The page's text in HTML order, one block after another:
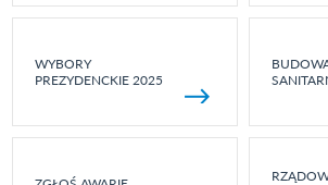
WYBORY
PREZYDENCKIE 2025